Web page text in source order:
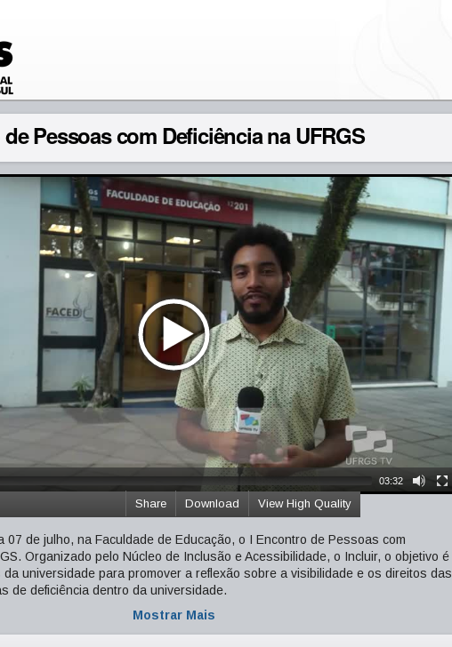
Pessoas com Deficiência na UFRGS
03:32
View High Quality
Download
Share
07 de julho, na Faculdade de Educação, o I Encontro de Pessoas com
Organizado pelo Núcleo de Inclusão e Acessibilidade, o Incluir, o objetivo é
da universidade para promover a reflexão sobre a visibilidade e os direitos das
de deficiência dentro da universidade.
Mostrar Mais